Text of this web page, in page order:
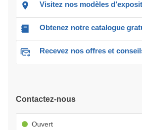
Visitez nos modèles
Obtenez notre catalogue
Recevez nos offres et
Contactez-nous
Ouvert